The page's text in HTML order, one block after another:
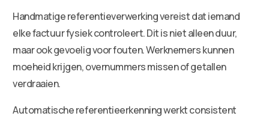
Handmatige referentieverwerking vereist dat iemand
elke factuur fysiek controleert. Dit is niet alleen duur,
maar ook gevoelig voor fouten. Werknemers kunnen
moeheid krijgen, overnummers missen of getallen
verdraaien.
Automatische referentieerkenning werkt consistent